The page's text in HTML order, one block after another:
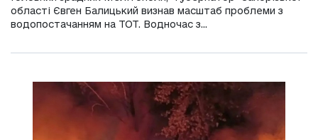
області Євген Балицький визнав масштаб проблеми з
водопостачанням на ТОТ. Водночас з...